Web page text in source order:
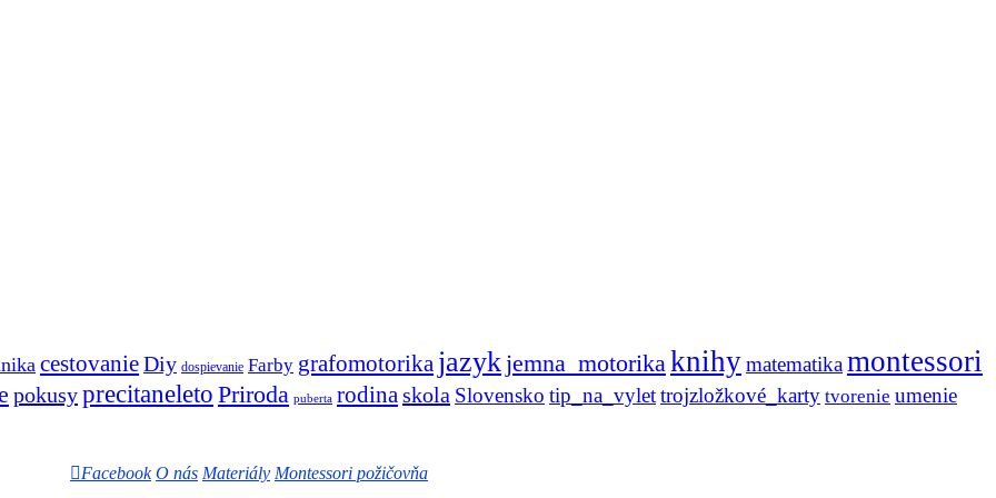
cestovanieDiy dospievanie Farby grafomotorika jazykjemna_motorikaknihymatematikamontessori
pokusyprecitaneleto Priroda puberta rodinaskola Slovensko tip_na_vylettrojzložkové_karty tvorenie umenie
Facebook O nás Materiály Montessori požičovňa